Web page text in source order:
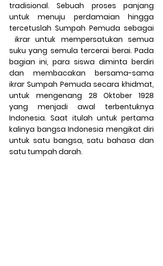
tradisional. Sebuah proses panjang
untuk menuju perdamaian hingga
tercetuslah Sumpah Pemuda sebagai
ikrar untuk mempersatukan semua
suku yang semula tercerai berai. Pada
bagian ini, para siswa diminta berdiri
dan membacakan bersama-sama
ikrar Sumpah Pemuda secara khidmat,
untuk mengenang 28 Oktober 1928
yang menjadi awal terbentuknya
Indonesia. Saat itulah untuk pertama
kalinya bangsa Indonesia mengikat diri
untuk satu bangsa, satu bahasa dan
satu tumpah darah.